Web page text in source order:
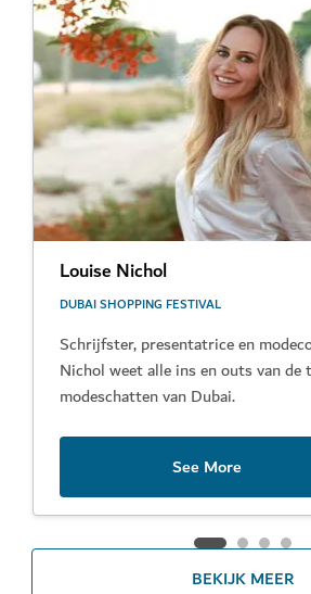
Louise Nichol
DUBAI SHOPPING FESTIVAL
Schrijfster, presentatrice en
Nichol weet alle ins en outs van de
modeschatten van Dubai.
See More
BEKIJK MEER